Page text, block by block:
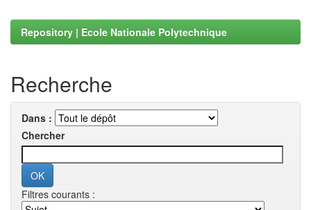
Repository | Ecole Nationale Polytechnique
Recherche
Dans :
Chercher
Filtres courants :